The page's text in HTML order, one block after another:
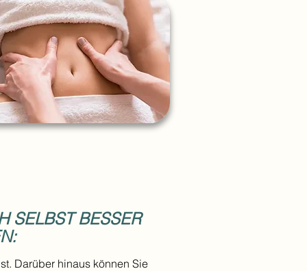
SELBST BESSER
Darüber hinaus können Sie